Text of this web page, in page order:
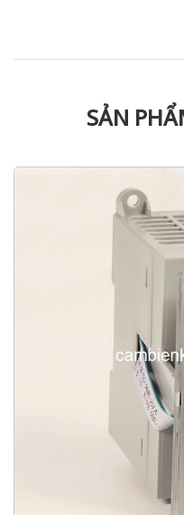
SẢN